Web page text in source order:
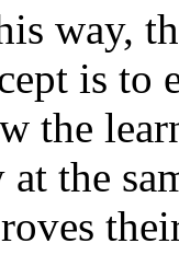
way,
is to
the
at the